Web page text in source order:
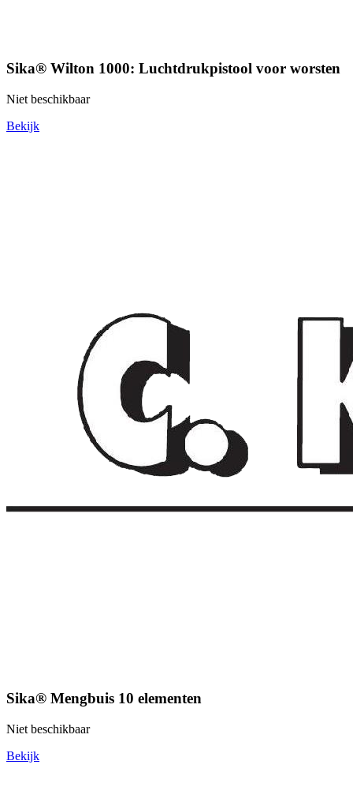
Sika® Wilton 1000: Luchtdrukpistool voor worsten
Niet beschikbaar
Bekijk
Sika® Mengbuis 10 elementen
Niet beschikbaar
Bekijk